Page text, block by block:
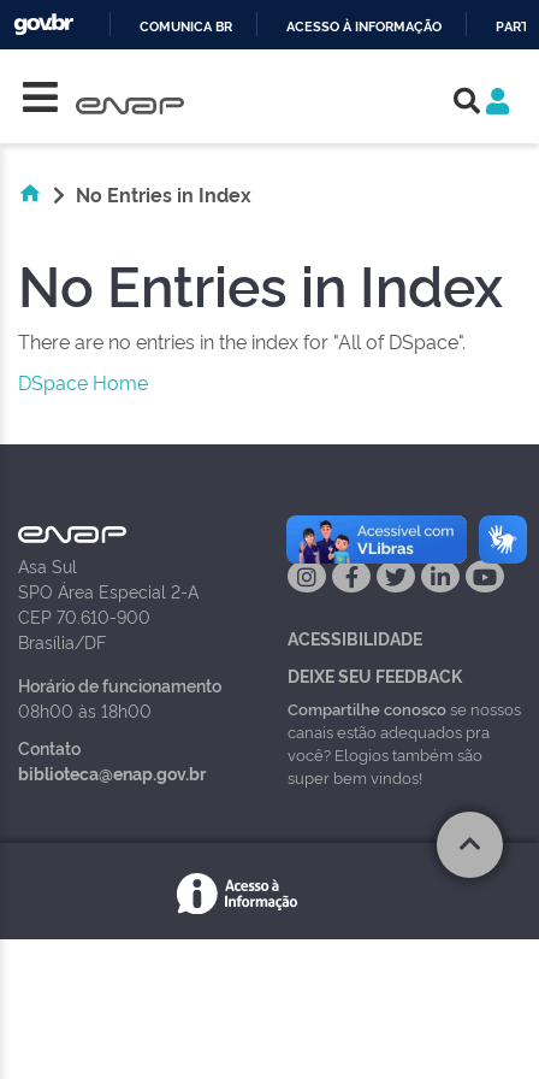
COMUNICA BR ACESSO À INFORMAÇÃO
No Entries in Index
No Entries in Index
There are no entries in the index for "All of DSpace".
DSpace Home
Asa Sul
SPO Área Especial 2-A
CEP 70.610-900
Brasília/DF
Horário de funcionamento
08h00 às 18h00
Contato
biblioteca@enap.gov.br
NAS REDES
ACESSIBILIDADE
DEIXE SEU FEEDBACK
Compartilhe conoscose nossos
canais estão adequados pra
você? Elogios também são
super bem vindos!